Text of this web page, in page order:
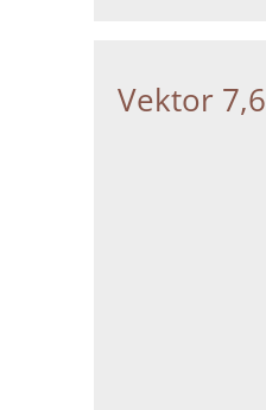
Vektor 7,6